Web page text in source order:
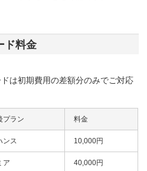
ド料金
は初期費用の差額分のみでご対応
プラン 料金
ンス 10,000円
ア 40,000円